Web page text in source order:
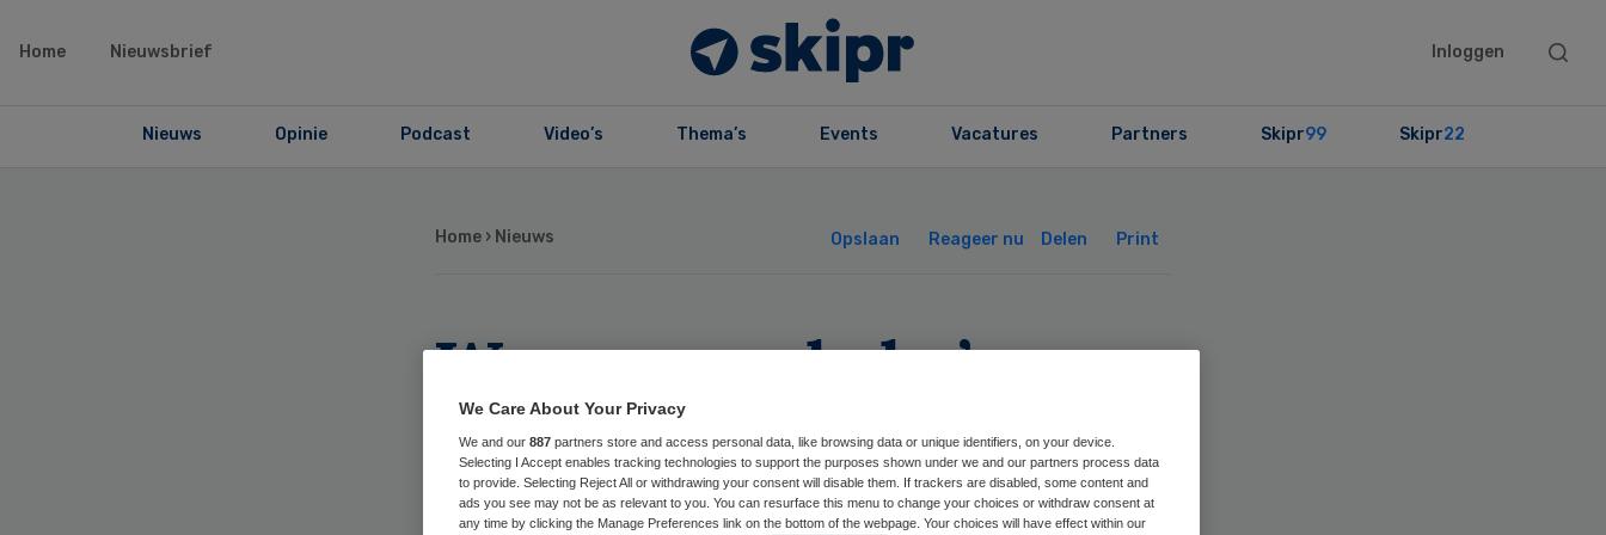
Home Nieuwsbrief Inloggen
Search
Nieuws Opinie Podcast Video’s Thema’s Events Vacatures Partners Skipr99 Skipr22
Home › Nieuws Opslaan Reageer nu Delen Print
Weer meer baby’s
Brazilië met
hersenaandoening
We Care About Your Privacy
We and our 887 partners store and access personal data, like browsing data or unique identifiers, on your device.
Selecting I Accept enables tracking technologies to support the purposes shown under we and our partners process data
to provide. Selecting Reject All or withdrawing your consent will disable them. If trackers are disabled, some content and
ads you see may not be as relevant to you. You can resurface this menu to change your choices or withdraw consent at
any time by clicking the Manage Preferences link on the bottom of the webpage. Your choices will have effect within our